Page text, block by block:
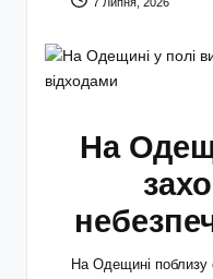
На
На Одещині поблизу